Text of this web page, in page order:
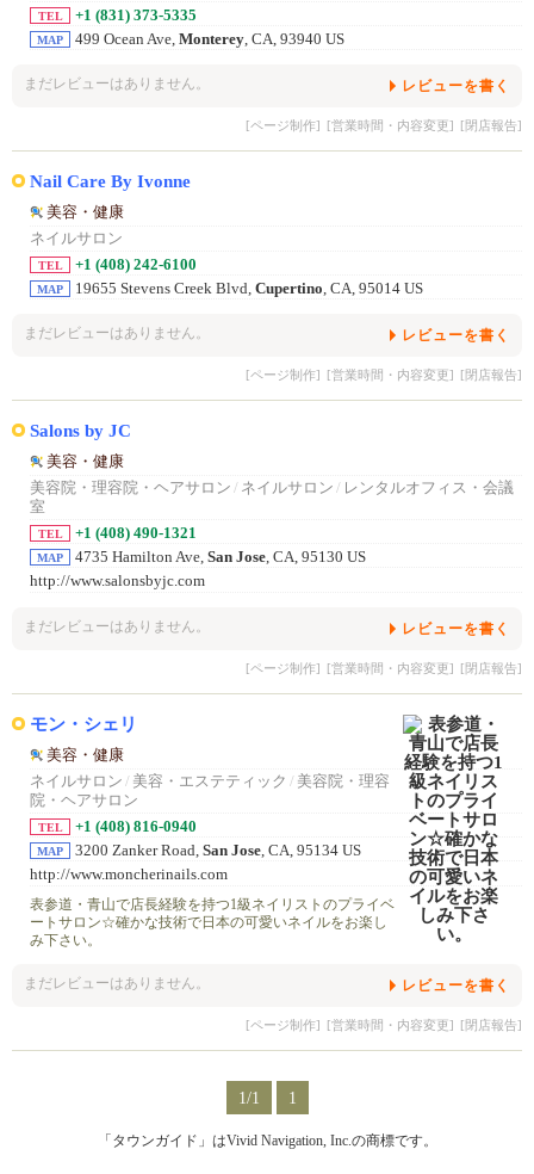
TEL +1 (831) 373-5335
MAP 499 Ocean Ave, Monterey, CA, 93940 US
まだレビューはありません。 レビューを書く
[ページ制作] [営業時間・内容変更] [閉店報告]
Nail Care By Ivonne
美容・健康
ネイルサロン
TEL +1 (408) 242-6100
MAP 19655 Stevens Creek Blvd, Cupertino, CA, 95014 US
まだレビューはありません。 レビューを書く
[ページ制作] [営業時間・内容変更] [閉店報告]
Salons by JC
美容・健康
美容院・理容院・ヘアサロン / ネイルサロン / レンタルオフィス・会議
室
TEL +1 (408) 490-1321
MAP 4735 Hamilton Ave, San Jose, CA, 95130 US
http://www.salonsbyjc.com
まだレビューはありません。 レビューを書く
[ページ制作] [営業時間・内容変更] [閉店報告]
モン・シェリ
美容・健康
ネイルサロン / 美容・エステティック / 美容院・理容
院・ヘアサロン
TEL +1 (408) 816-0940
MAP 3200 Zanker Road, San Jose, CA, 95134 US
http://www.moncherinails.com
表参道・青山で店長経験を持つ1級ネイリストのプライベ
ートサロン☆確かな技術で日本の可愛いネイルをお楽し
み下さい。
まだレビューはありません。 レビューを書く
[ページ制作] [営業時間・内容変更] [閉店報告]
1/1 1
「タウンガイド」はVivid Navigation, Inc.の商標です。